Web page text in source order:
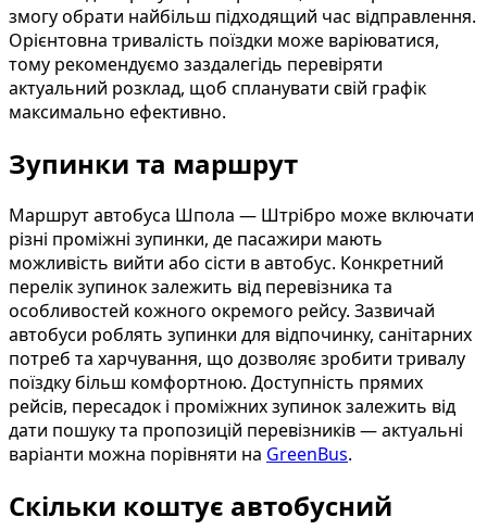
змогу обрати найбільш підходящий час відправлення.
Орієнтовна тривалість поїздки може варіюватися,
тому рекомендуємо заздалегідь перевіряти
актуальний розклад, щоб спланувати свій графік
максимально ефективно.
Зупинки та маршрут
Маршрут автобуса Шпола — Штрібро може включати
різні проміжні зупинки, де пасажири мають
можливість вийти або сісти в автобус. Конкретний
перелік зупинок залежить від перевізника та
особливостей кожного окремого рейсу. Зазвичай
автобуси роблять зупинки для відпочинку, санітарних
потреб та харчування, що дозволяє зробити тривалу
поїздку більш комфортною. Доступність прямих
рейсів, пересадок і проміжних зупинок залежить від
дати пошуку та пропозицій перевізників — актуальні
варіанти можна порівняти на GreenBus.
Скільки коштує автобусний